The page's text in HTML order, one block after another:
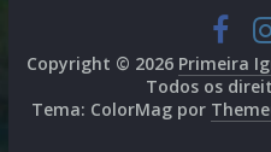
Copyright © 2026 Primeira
Todos os
Tema: ColorMag por